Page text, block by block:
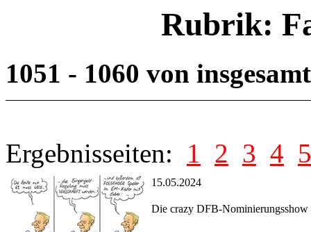
Rubrik:
1051 - 1060 von
Ergebnisseiten: 1 2 3 4 5
15.05.2024
Die crazy DFB-Nominierungsshow